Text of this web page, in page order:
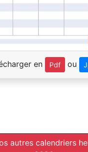
en Pdf ou
autres calendriers